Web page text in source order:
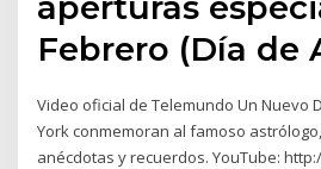
Febrero (Día de
Video oficial de Telemundo Un Nuevo
York conmemoran al famoso
anécdotas y recuerdos. YouTube: